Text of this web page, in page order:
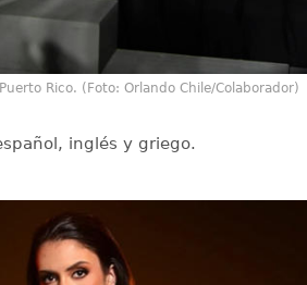
Rico. (Foto: Orlando Chile/Colaborador)
inglés y griego.